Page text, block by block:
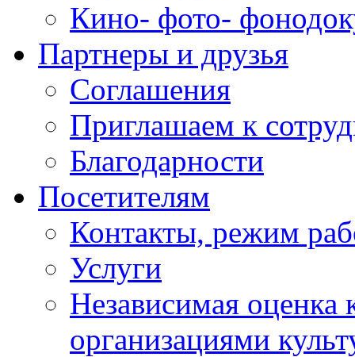
Кино- фото-
Партнеры и друзья
Соглашения
Приглашаем к
Благодарности
Посетителям
Контакты, режим
Услуги
Независимая оценка
организациями